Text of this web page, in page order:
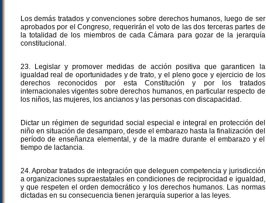
Los demás tratados y convenciones sobre derechos humanos, luego de ser
aprobados por el Congreso, requerirán el voto de las dos terceras partes de
la totalidad de los miembros de cada Cámara para gozar de la jerarquía
constitucional.
23. Legislar y promover medidas de acción positiva que garanticen la
igualdad real de oportunidades y de trato, y el pleno goce y ejercicio de los
derechos reconocidos por esta Constitución y por los tratados
internacionales vigentes sobre derechos humanos, en particular respecto de
los niños, las mujeres, los ancianos y las personas con discapacidad.
Dictar un régimen de seguridad social especial e integral en protección del
niño en situación de desamparo, desde el embarazo hasta la finalización del
período de enseñanza elemental, y de la madre durante el embarazo y el
tiempo de lactancia.
24. Aprobar tratados de integración que deleguen competencia y jurisdicción
a organizaciones supraestatales en condiciones de reciprocidad e igualdad,
y que respeten el orden democrático y los derechos humanos. Las normas
dictadas en su consecuencia tienen jerarquía superior a las leyes.